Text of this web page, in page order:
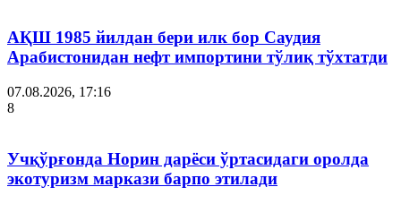
АҚШ 1985 йилдан бери илк бор Саудия
Арабистонидан нефт импортини тўлиқ тўхтатди
07.08.2026, 17:16
8
Учқўрғонда Норин дарёси ўртасидаги оролда
экотуризм маркази барпо этилади